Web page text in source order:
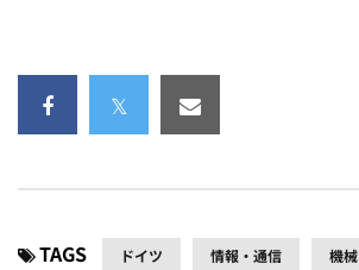
TAGS ドイツ 情報・通信 機